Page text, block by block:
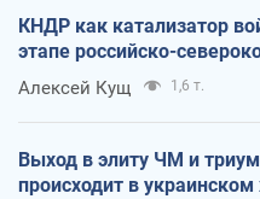
КНДР как катализатор
этапе российско-
Алексей Кущ 1,6 т.
Выход в элиту ЧМ и
происходит в украинском